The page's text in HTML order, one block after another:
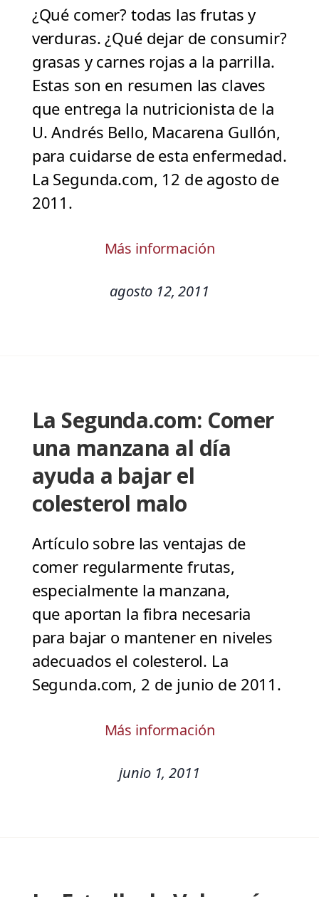
¿Qué comer? todas las frutas y
verduras. ¿Qué dejar de consumir?
grasas y carnes rojas a la parrilla.
Estas son en resumen las claves
que entrega la nutricionista de la
U. Andrés Bello, Macarena Gullón,
para cuidarse de esta enfermedad.
La Segunda.com, 12 de agosto de
2011.
Más información
agosto 12, 2011
La Segunda.com: Comer
una manzana al día
ayuda a bajar el
colesterol malo
Artículo sobre las ventajas de
comer regularmente frutas,
especialmente la manzana,
que aportan la fibra necesaria
para bajar o mantener en niveles
adecuados el colesterol. La
Segunda.com, 2 de junio de 2011.
Más información
junio 1, 2011